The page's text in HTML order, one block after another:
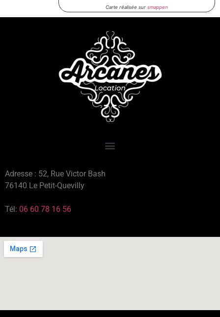
Carte réalisée sur smappen
Adresse : 52, Rue Victor Bash
76140 Le Petit-Quevilly
Tél: 06 60 78 16 56